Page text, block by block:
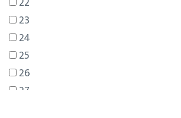
23
24
25
26
27